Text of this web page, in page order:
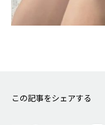
この記事をシェアする